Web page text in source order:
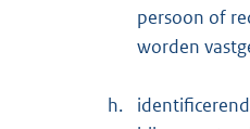
persoon of
worden
h.